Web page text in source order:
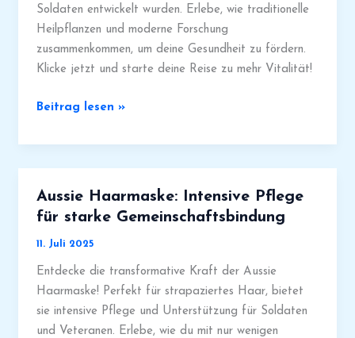
Soldaten entwickelt wurden. Erlebe, wie traditionelle
Heilpflanzen und moderne Forschung
zusammenkommen, um deine Gesundheit zu fördern.
Klicke jetzt und starte deine Reise zu mehr Vitalität!
Natürliche
Aussiearmy
fördert
Beitrag lesen »
Aussie Haarmaske: Intensive Pflege
für starke Gemeinschaftsbindung
11. Juli 2025
Entdecke die transformative Kraft der Aussie
Haarmaske! Perfekt für strapaziertes Haar, bietet
sie intensive Pflege und Unterstützung für Soldaten
und Veteranen. Erlebe, wie du mit nur wenigen